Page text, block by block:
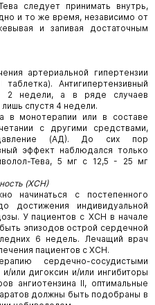
следует принимать внутрь,
и то же время, независимо от
и запивая достаточным
артериальной гипертензии
Антигипертензивный
2 недели, а в ряде случаев
спустя 4 недели.
в монотерапии или в составе
с другими средствами,
(АД). До сих пор
эффект наблюдался только
Тева, 5 мг с 12,5 - 25 мг
(ХСН)
начинаться с постепенного
достижения индивидуальной
У пациентов с ХСН в начале
эпизодов острой сердечной
6 недель. Лечащий врач
пациентов с ХСН.
сердечно-сосудистыми
или дигоксин и/или ингибиторы
ангиотензина II, оптимальные
должны быть подобраны в